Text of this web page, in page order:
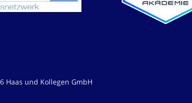
Haas und Kollegen GmbH